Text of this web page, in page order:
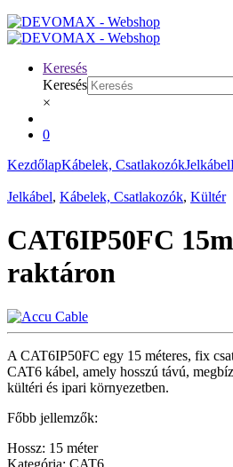
Keresés
Keresés
×
0
KezdőlapKábelek, CsatlakozókJelkábel
Jelkábel, Kábelek, Csatlakozók, Kültér
CAT6IP50FC 15m
raktáron
A CAT6IP50FC egy 15 méteres, fix
CAT6 kábel, amely hosszú távú,
kültéri és ipari környezetben.
Főbb jellemzők:
Hossz: 15 méter
Kategória: CAT6